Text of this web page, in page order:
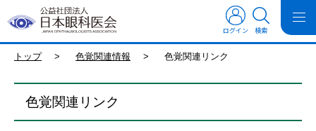
ログイン 検索
トップ > 色覚関連情報 > 色覚関連リンク
色覚関連リンク